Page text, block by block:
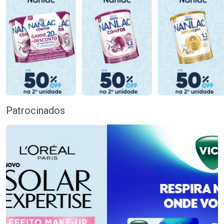
Patrocinados